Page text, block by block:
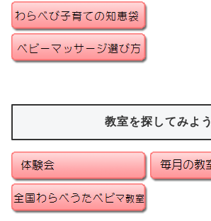
教室を探してみよう